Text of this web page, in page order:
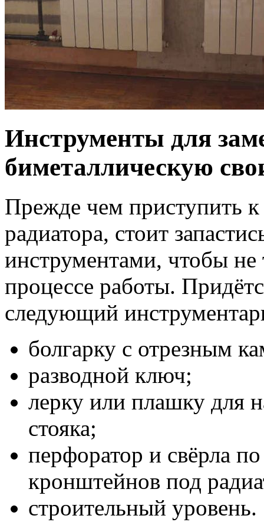
Инструменты для
биметаллическую
Прежде чем приступить к
радиатора, стоит
инструментами, чтобы не
процессе работы.
следующий
болгарку с отрезным
разводной ключ;
лерку или плашку для
стояка;
перфоратор и свёрла
кронштейнов под
строительный уровень.